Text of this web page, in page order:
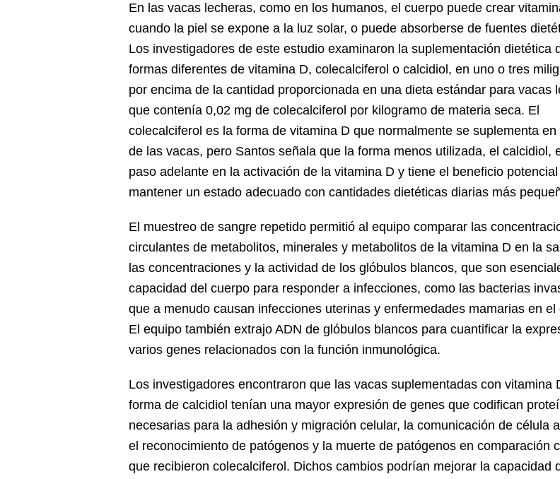
En las vacas lecheras, como en los humanos, el cuerpo puede crear
cuando la piel se expone a la luz solar, o puede absorberse de fuentes
Los investigadores de este estudio examinaron la suplementación dietética
formas diferentes de vitamina D, colecalciferol o calcidiol, en uno o tres
por encima de la cantidad proporcionada en una dieta estándar para vacas
que contenía 0,02 mg de colecalciferol por kilogramo de materia seca. El
colecalciferol es la forma de vitamina D que normalmente se suplementa en
de las vacas, pero Santos señala que la forma menos utilizada, el calcidiol,
paso adelante en la activación de la vitamina D y tiene el beneficio
mantener un estado adecuado con cantidades dietéticas diarias más
El muestreo de sangre repetido permitió al equipo comparar las
circulantes de metabolitos, minerales y metabolitos de la vitamina D en la
las concentraciones y la actividad de los glóbulos blancos, que son
capacidad del cuerpo para responder a infecciones, como las bacterias
que a menudo causan infecciones uterinas y enfermedades mamarias en el
El equipo también extrajo ADN de glóbulos blancos para cuantificar la
varios genes relacionados con la función inmunológica.
Los investigadores encontraron que las vacas suplementadas con vitamina
forma de calcidiol tenían una mayor expresión de genes que codifican
necesarias para la adhesión y migración celular, la comunicación de célula
el reconocimiento de patógenos y la muerte de patógenos en comparación
que recibieron colecalciferol. Dichos cambios podrían mejorar la capacidad